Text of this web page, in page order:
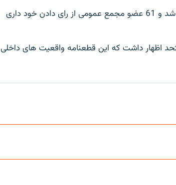
این قطعنامه با 86 رای موافق و 36 رای مخالف تصدیق شد و 61 عضو مجمع عمومی از رای دادن خود داری
اظهار داشت که این قطعنامه واقعیت های داخلی